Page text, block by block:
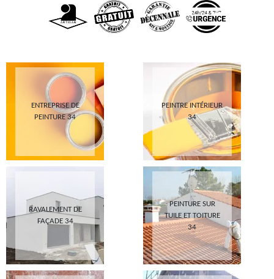
ENTREPRISE DE
PEINTURE 34
PEINTRE INTÉRIEUR
34
RAVALEMENT DE
FAÇADE 34
PEINTURE SUR
TUILE ET TOITURE
34